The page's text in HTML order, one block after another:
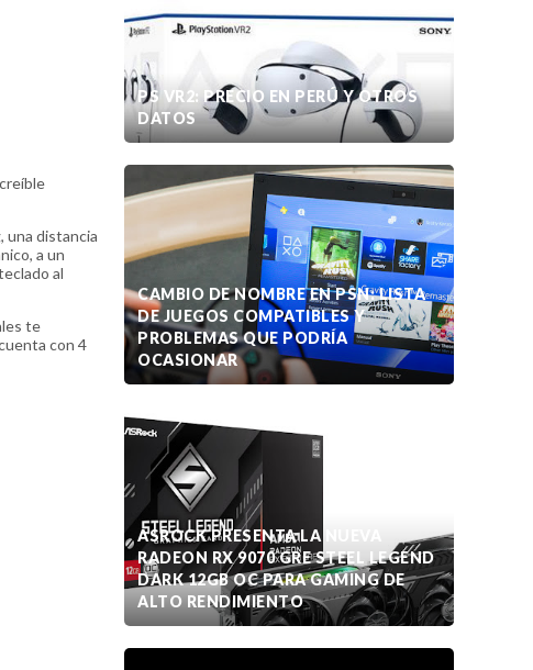
una distancia
a un
al
te
con 4
PS VR2: PRECIO EN PERÚ Y OTROS
DATOS
CAMBIO DE NOMBRE EN PSN: LISTA
DE JUEGOS COMPATIBLES Y
PROBLEMAS QUE PODRÍA
OCASIONAR
ASROCK PRESENTA LA NUEVA
RADEON RX 9070 GRE STEEL LEGEND
DARK 12GB OC PARA GAMING DE
ALTO RENDIMIENTO